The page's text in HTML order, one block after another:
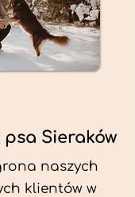
Sieraków
naszych
klientów w